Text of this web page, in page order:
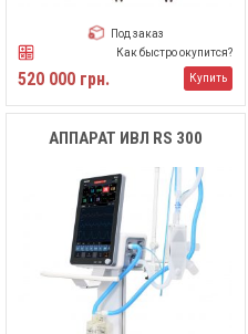
Под заказ
Как быстро окупится?
520 000 грн. Купить
АППАРАТ ИВЛ RS 300